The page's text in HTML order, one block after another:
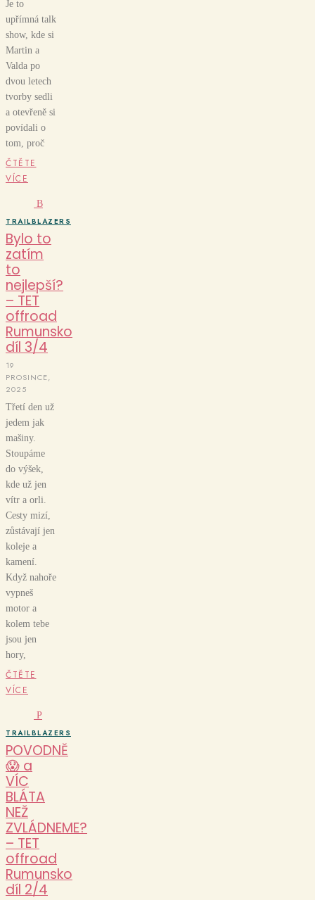
Je to
upřímná talk
show, kde si
Martin a
Valda po
dvou letech
tvorby sedli
a otevřeně si
povídali o
tom, proč
ČTĚTE
VÍCE
B
TRAILBLAZERS
Bylo to
zatím
to
nejlepší?
– TET
offroad
Rumunsko
díl 3/4
19
PROSINCE,
2025
Třetí den už
jedem jak
mašiny.
Stoupáme
do výšek,
kde už jen
vítr a orli.
Cesty mizí,
zůstávají jen
koleje a
kamení.
Když nahoře
vypneš
motor a
kolem tebe
jsou jen
hory,
ČTĚTE
VÍCE
P
TRAILBLAZERS
POVODNĚ
😱 a
VÍC
BLÁTA
NEŽ
ZVLÁDNEME?
– TET
offroad
Rumunsko
díl 2/4